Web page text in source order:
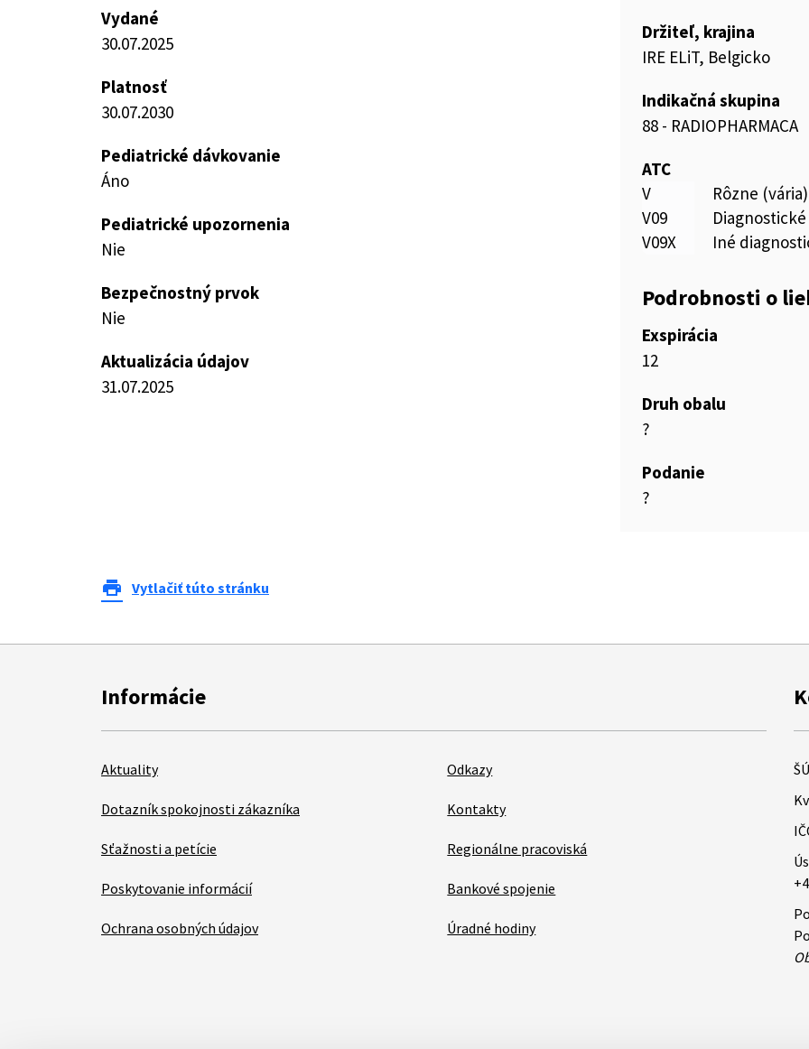
Vydané
30.07.2025
Platnosť
30.07.2030
Pediatrické dávkovanie
Áno
Pediatrické upozornenia
Nie
Bezpečnostný prvok
Nie
Aktualizácia údajov
31.07.2025
Držiteľ, krajina
IRE ELiT, Belgicko
Indikačná skupina
88 - RADIOPHARMACA
ATC
V
Rôzne (vária)
V09
V09X
Iné
Podrobnosti o
Exspirácia
12
Druh obalu
?
Podanie
?
print Vytlačiť túto stránku
Informácie
Aktuality
Dotazník spokojnosti zákazníka
Sťažnosti a petície
Poskytovanie informácií
Ochrana osobných údajov
Odkazy
Kontakty
Regionálne pracoviská
Bankové spojenie
Úradné hodiny